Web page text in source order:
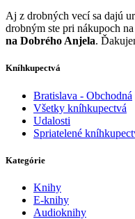
Aj z drobných vecí sa dajú
drobným ste pri nákupoch
na Dobrého Anjela.
Kníhkupectvá
Bratislava - Obchodná
Všetky kníhkupectvá
Udalosti
Spriatelené
Kategórie
Knihy
E-knihy
Audioknihy